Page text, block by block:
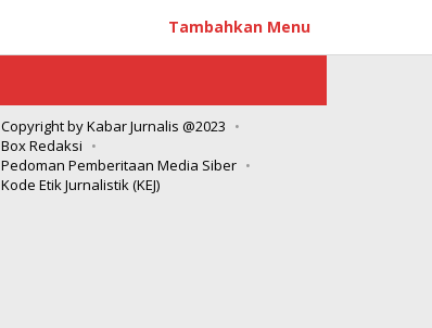
Tambahkan Menu
Copyright by Kabar Jurnalis @2023
Box Redaksi
Pedoman Pemberitaan Media Siber
Kode Etik Jurnalistik (KEJ)